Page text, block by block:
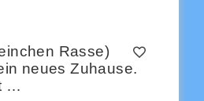
Rasse)
neues Zuhause.
…